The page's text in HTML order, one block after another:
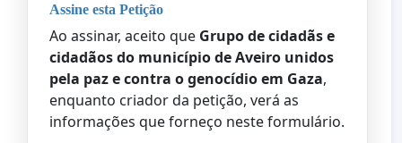
Assine esta Petição
Ao assinar, aceito que Grupo de cidadãs e
cidadãos do município de Aveiro unidos
pela paz e contra o genocídio em Gaza,
enquanto criador da petição, verá as
informações que forneço neste formulário.